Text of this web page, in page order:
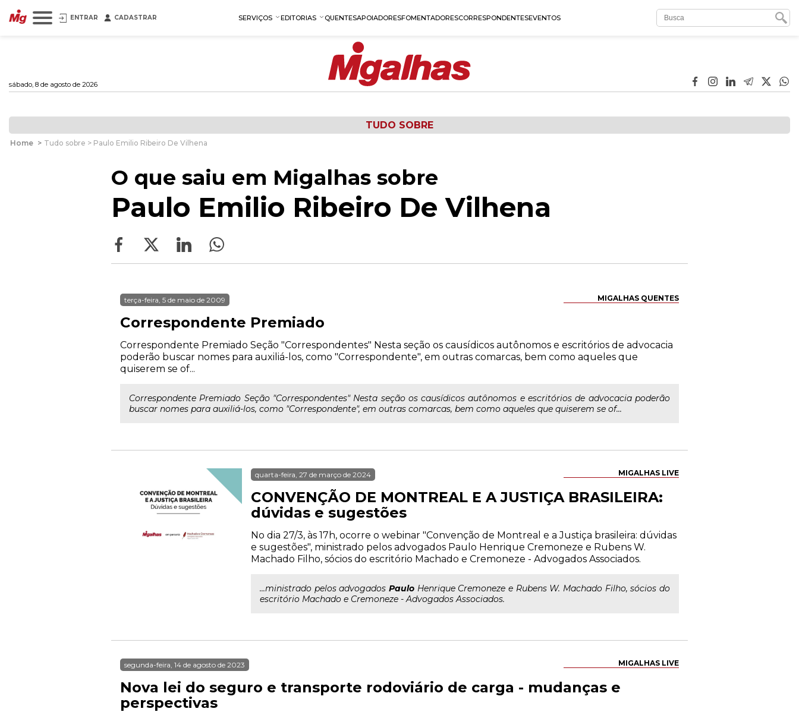
ENTRAR CADASTRAR SERVIÇOS EDITORIAS QUENTESAPOIADORESFOMENTADORESCORRESPONDENTESEVENTOS
sábado, 8 de agosto de 2026
TUDO SOBRE
Home > Tudo sobre > Paulo Emilio Ribeiro De Vilhena
O que saiu em Migalhas sobre
Paulo Emilio Ribeiro De Vilhena
MIGALHAS QUENTES
terça-feira, 5 de maio de 2009
Correspondente Premiado
Correspondente Premiado Seção "Correspondentes" Nesta seção os causídicos autônomos e escritórios de advocacia
poderão buscar nomes para auxiliá-los, como "Correspondente", em outras comarcas, bem como aqueles que
quiserem se of...
Correspondente Premiado Seção "Correspondentes" Nesta seção os causídicos autônomos e escritórios de advocacia poderão
buscar nomes para auxiliá-los, como "Correspondente", em outras comarcas, bem como aqueles que quiserem se of...
MIGALHAS LIVE
quarta-feira, 27 de março de 2024
CONVENÇÃO DE MONTREAL E A JUSTIÇA BRASILEIRA:
dúvidas e sugestões
No dia 27/3, às 17h, ocorre o webinar "Convenção de Montreal e a Justiça brasileira: dúvidas
e sugestões", ministrado pelos advogados Paulo Henrique Cremoneze e Rubens W.
Machado Filho, sócios do escritório Machado e Cremoneze - Advogados Associados.
...ministrado pelos advogados Paulo Henrique Cremoneze e Rubens W. Machado Filho, sócios do
escritório Machado e Cremoneze - Advogados Associados.
MIGALHAS LIVE
segunda-feira, 14 de agosto de 2023
Nova lei do seguro e transporte rodoviário de carga - mudanças e
perspectivas